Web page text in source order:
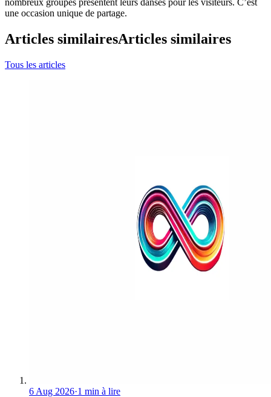
nombreux groupes présentent leurs danses pour les visiteurs. C’est
une occasion unique de partage.
Articles similairesArticles similaires
Tous les articles
6 Aug 2026·1 min à lire